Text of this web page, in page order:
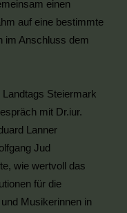
einen
auf eine bestimmte
im Anschluss dem
Steiermark
mit Dr.iur.
Lanner
Jud
wie wertvoll das
für die
Musikerinnen in